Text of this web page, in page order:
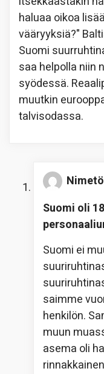
haluaa oikoa
vääryyksiä?"
Suomi
saa helpolla niin
syödessä.
muutkin
talvisodassa.
Suomi oli
Suomi ei
saimme
henkilön.
muun
asema oli